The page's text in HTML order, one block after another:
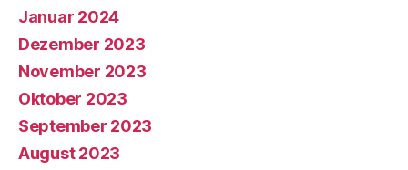
Januar 2024
Dezember 2023
November 2023
Oktober 2023
September 2023
August 2023